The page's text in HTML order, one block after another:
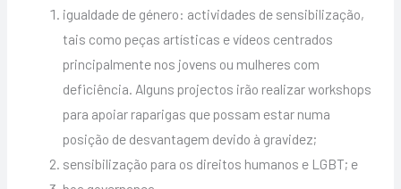
igualdade de género: actividades de sensibilização,
tais como peças artísticas e vídeos centrados
principalmente nos jovens ou mulheres com
deficiência. Alguns projectos irão realizar workshops
para apoiar raparigas que possam estar numa
posição de desvantagem devido à gravidez;
sensibilização para os direitos humanos e LGBT; e